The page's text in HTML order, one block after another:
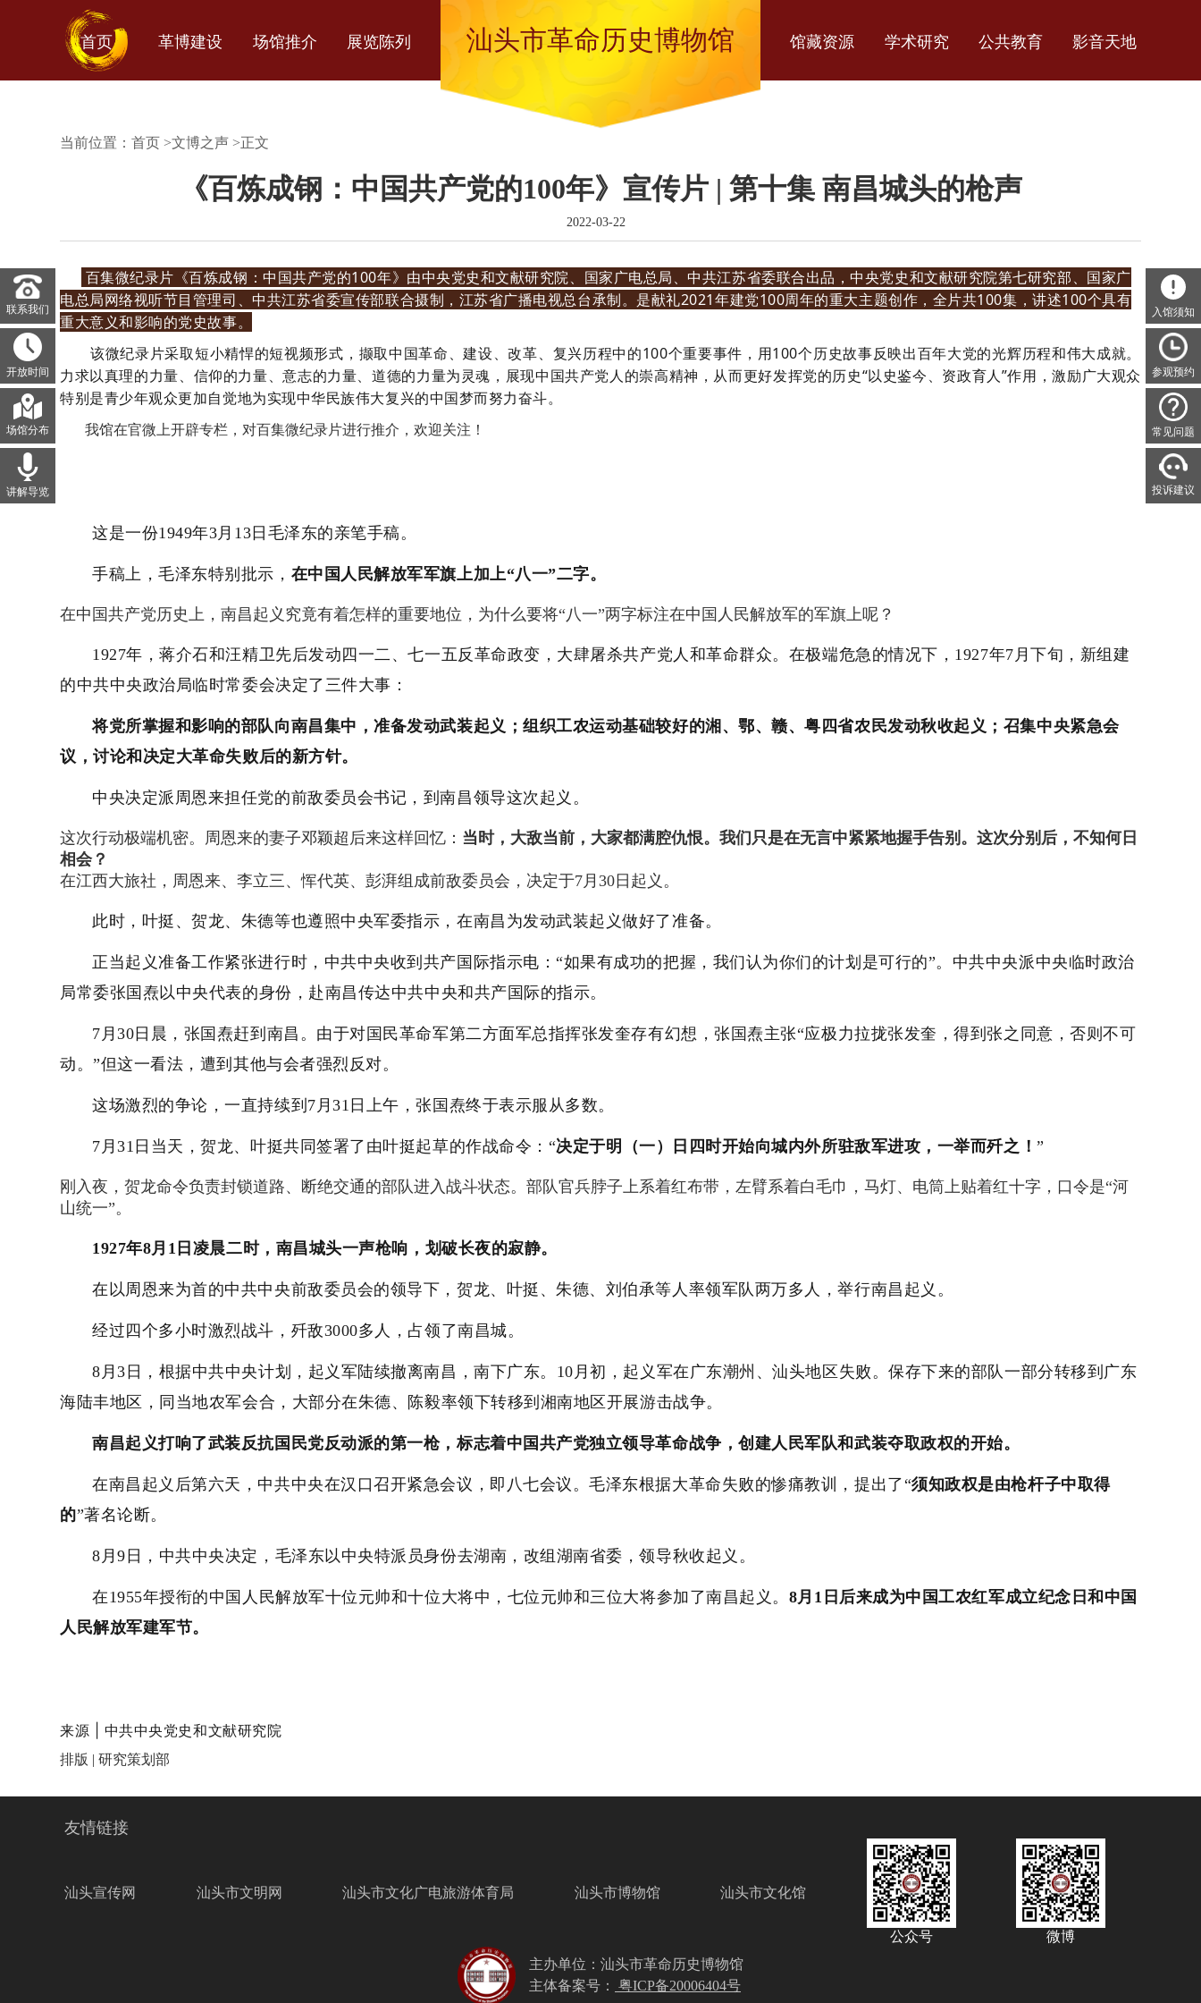
首页 革博建设 场馆推介 展览陈列 汕头市革命历史博物馆 馆藏资源 学术研究 公共教育 影音天地
入馆须知
参观预约
常见问题
投诉建议
联系我们
开放时间
场馆分布
讲解导览
当前位置： 首页 >文博之声 >正文
《百炼成钢：中国共产党的100年》宣传片 | 第十集 南昌城头的枪声
2022-03-22
百集微纪录片《百炼成钢：中国共产党的100年》由中央党史和文献研究院、国家广电总局、中共江苏省委联合出品，中央党史和文献研究院第七研究部、国家广
电总局网络视听节目管理司、中共江苏省委宣传部联合摄制，江苏省广播电视总台承制。是献礼2021年建党100周年的重大主题创作，全片共100集，讲述100个具有
重大意义和影响的党史故事。
该微纪录片采取短小精悍的短视频形式，撷取中国革命、建设、改革、复兴历程中的100个重要事件，用100个历史故事反映出百年大党的光辉历程和伟大成就。
力求以真理的力量、信仰的力量、意志的力量、道德的力量为灵魂，展现中国共产党人的崇高精神，从而更好发挥党的历史“以史鉴今、资政育人”作用，激励广大观众
特别是青少年观众更加自觉地为实现中华民族伟大复兴的中国梦而努力奋斗。
我馆在官微上开辟专栏，对百集微纪录片进行推介，欢迎关注！
这是一份1949年3月13日毛泽东的亲笔手稿。
手稿上，毛泽东特别批示， 在中国人民解放军军旗上加上“八一”二字。
在中国共产党历史上，南昌起义究竟有着怎样的重要地位，为什么要将“八一”两字标注在中国人民解放军的军旗上呢？
1927年，蒋介石和汪精卫先后发动四一二、七一五反革命政变，大肆屠杀共产党人和革命群众。在极端危急的情况下，1927年7月下旬，新组建
的中共中央政治局临时常委会决定了三件大事：
将党所掌握和影响的部队向南昌集中，准备发动武装起义；组织工农运动基础较好的湘、鄂、赣、粤四省农民发动秋收起义；召集中央紧急会
议，讨论和决定大革命失败后的新方针。
中央决定派周恩来担任党的前敌委员会书记，到南昌领导这次起义。
这次行动极端机密。周恩来的妻子邓颖超后来这样回忆： 当时，大敌当前，大家都满腔仇恨。我们只是在无言中紧紧地握手告别。这次分别后，不知何日
相会？
在江西大旅社，周恩来、李立三、恽代英、彭湃组成前敌委员会，决定于7月30日起义。
此时，叶挺、贺龙、朱德等也遵照中央军委指示，在南昌为发动武装起义做好了准备。
正当起义准备工作紧张进行时，中共中央收到共产国际指示电：“如果有成功的把握，我们认为你们的计划是可行的”。中共中央派中央临时政治
局常委张国焘以中央代表的身份，赴南昌传达中共中央和共产国际的指示。
7月30日晨，张国焘赶到南昌。由于对国民革命军第二方面军总指挥张发奎存有幻想，张国焘主张“应极力拉拢张发奎，得到张之同意，否则不可
动。”但这一看法，遭到其他与会者强烈反对。
这场激烈的争论，一直持续到7月31日上午，张国焘终于表示服从多数。
7月31日当天，贺龙、叶挺共同签署了由叶挺起草的作战命令：“决定于明（一）日四时开始向城内外所驻敌军进攻，一举而歼之！”
刚入夜，贺龙命令负责封锁道路、断绝交通的部队进入战斗状态。部队官兵脖子上系着红布带，左臂系着白毛巾，马灯、电筒上贴着红十字，口令是“河
山统一”。
1927年8月1日凌晨二时，南昌城头一声枪响，划破长夜的寂静。
在以周恩来为首的中共中央前敌委员会的领导下，贺龙、叶挺、朱德、刘伯承等人率领军队两万多人，举行南昌起义。
经过四个多小时激烈战斗，歼敌3000多人，占领了南昌城。
8月3日，根据中共中央计划，起义军陆续撤离南昌，南下广东。10月初，起义军在广东潮州、汕头地区失败。保存下来的部队一部分转移到广东
海陆丰地区，同当地农军会合，大部分在朱德、陈毅率领下转移到湘南地区开展游击战争。
南昌起义打响了武装反抗国民党反动派的第一枪，标志着中国共产党独立领导革命战争，创建人民军队和武装夺取政权的开始。
在南昌起义后第六天，中共中央在汉口召开紧急会议，即八七会议。毛泽东根据大革命失败的惨痛教训，提出了“须知政权是由枪杆子中取得
的”著名论断。
8月9日，中共中央决定，毛泽东以中央特派员身份去湖南，改组湖南省委，领导秋收起义。
在1955年授衔的中国人民解放军十位元帅和十位大将中，七位元帅和三位大将参加了南昌起义。 8月1日后来成为中国工农红军成立纪念日和中国
人民解放军建军节。
来源 | 中共中央党史和文献研究院
排版 | 研究策划部
友情链接
汕头宣传网 汕头市文明网 汕头市文化广电旅游体育局 汕头市博物馆 汕头市文化馆
公众号
微博
主办单位：汕头市革命历史博物馆
主体备案号：
粤ICP备20006404号